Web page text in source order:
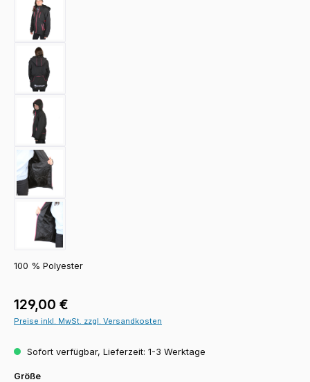
100 % Polyester
Regulärer Preis:
129,00 €
Preise inkl. MwSt. zzgl. Versandkosten
Sofort verfügbar, Lieferzeit: 1-3 Werktage
Größeauswählen